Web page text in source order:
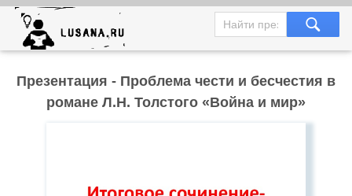
Презентация - Проблема чести и бесчестия в
романе Л.Н. Толстого «Война и мир»